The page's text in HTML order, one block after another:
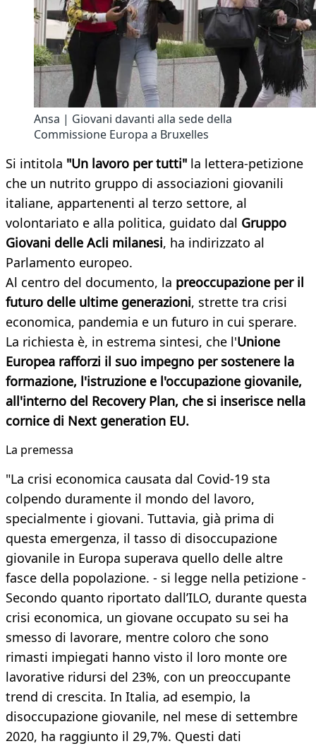
Ansa | Giovani davanti alla sede della
Commissione Europa a Bruxelles
Si intitola "Un lavoro per tutti" la lettera-petizione
che un nutrito gruppo di associazioni giovanili
italiane, appartenenti al terzo settore, al
volontariato e alla politica, guidato dal Gruppo
Giovani delle Acli milanesi, ha indirizzato al
Parlamento europeo.
Al centro del documento, la preoccupazione per il
futuro delle ultime generazioni, strette tra crisi
economica, pandemia e un futuro in cui sperare.
La richiesta è, in estrema sintesi, che l'Unione
Europea rafforzi il suo impegno per sostenere la
formazione, l'istruzione e l'occupazione giovanile,
all'interno del Recovery Plan, che si inserisce nella
cornice di Next generation EU.
La premessa
"La crisi economica causata dal Covid-19 sta
colpendo duramente il mondo del lavoro,
specialmente i giovani. Tuttavia, già prima di
questa emergenza, il tasso di disoccupazione
giovanile in Europa superava quello delle altre
fasce della popolazione. - si legge nella petizione -
Secondo quanto riportato dall’ILO, durante questa
crisi economica, un giovane occupato su sei ha
smesso di lavorare, mentre coloro che sono
rimasti impiegati hanno visto il loro monte ore
lavorative ridursi del 23%, con un preoccupante
trend di crescita. In Italia, ad esempio, la
disoccupazione giovanile, nel mese di settembre
2020, ha raggiunto il 29,7%. Questi dati